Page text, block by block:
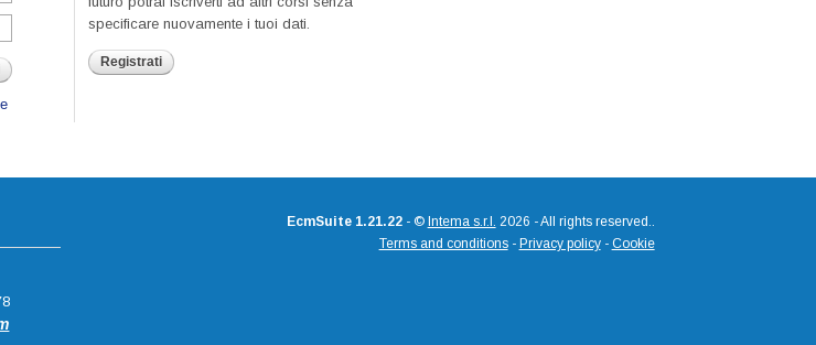
specificare nuovamente i tuoi dati.
Registrati
EcmSuite 1.21.22- © Intema s.r.l. 2026 - All rights reserved..
Terms and conditions- Privacy policy- Cookie